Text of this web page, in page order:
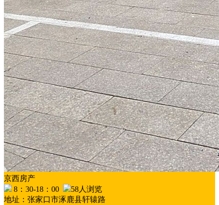
京西房产
8：30-18：00
58人浏览
地址：张家口市涿鹿县轩辕路